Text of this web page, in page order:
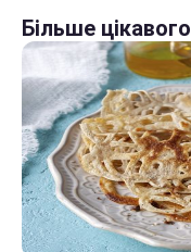
Більше цікавого